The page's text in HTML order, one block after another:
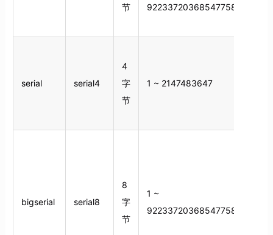
节 9223372036854775807
serial serial4
4
字
节
1 ~ 2147483647
bigserial serial8
8
字
节
1 ~
9223372036854775807